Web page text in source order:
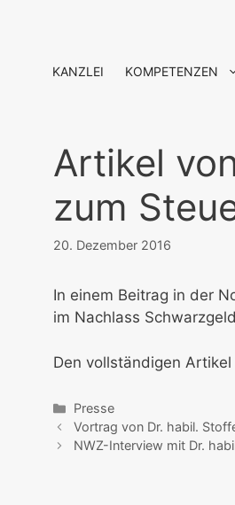
KANZLEI KOMPETENZEN
Artikel
zum
20. Dezember 2016
In einem Beitrag in der
im Nachlass
Den vollständigen
Kategorien
Presse
Vortrag von Dr. habil.
NWZ-Interview mit Dr.